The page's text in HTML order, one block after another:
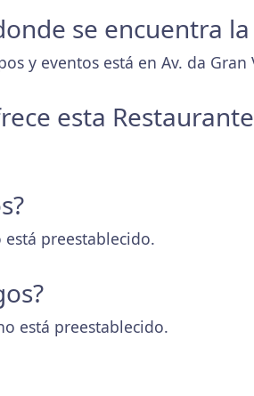
se encuentra
y eventos está en Av. da
esta
preestablecido.
está preestablecido.